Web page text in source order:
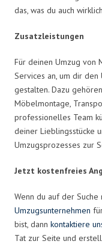
das, was du auch
Zusatzleistungen
Für deinen Umzug von
Services an, um dir
gestalten. Dazu
Möbelmontage,
professionelles Team
deiner Lieblingsstücke
Umzugsprozesses zur
Jetzt kostenfreies
Wenn du auf der
Umzugsunternehmen
bist, dann kontaktiere
Tat zur Seite und